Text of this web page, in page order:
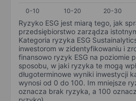
0-10
10-20 20-30
Ryzyko ESG jest miarą tego, jak
przedsiębiorstwo zarządza
Kategoria ryzyka ESG
inwestorom w zidentyfikowaniu i
finansowo ryzyk ESG na poziomie
sposobu, w jaki ryzyka te mogą
długoterminowe wyniki inwestycji
wynosi od 0 do 100. Im mniejsze
oznacza brak ryzyka, a 100